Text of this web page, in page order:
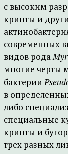
с высоким
крипты и
современных
видов рода
многие черты
бактерии
в
либо
специальные
крипты и
трех разных